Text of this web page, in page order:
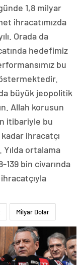
1,8 milyar
ihracatımızda
Orada da
hedefimiz
bu
büyük jeopolitik
Allah korusun
itibariyle bu
ihracatçı
Yılda ortalama
139 bin civarında
ihracatçıyla
Milyar Dolar